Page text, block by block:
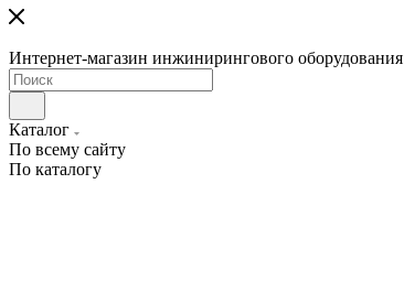
Интернет-магазин инжинирингового оборудования
Каталог
По всему сайту
По каталогу